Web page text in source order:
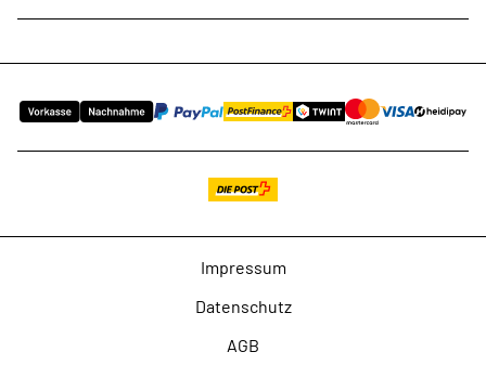
Impressum
Datenschutz
AGB